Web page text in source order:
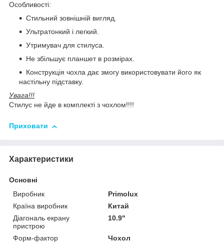
Особливості:
Стильний зовнішній вигляд.
Ультратонкий і легкий.
Утримувач для стилуса.
Не збільшує планшет в розмірах.
Конструкція чохла дає змогу використовувати його як
настільну підставку.
Увага!!!
Стилус не йде в комплекті з чохлом!!!!
Приховати
Характеристики
Основні
Виробник
Primolux
Країна виробник
Китай
Діагональ екрану
пристрою
10.9"
Форм-фактор
Чохол